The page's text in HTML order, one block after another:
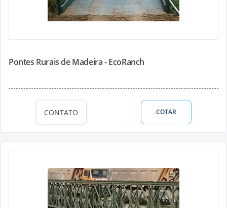
Pontes Rurais de Madeira - EcoRanch
CONTATO COTAR